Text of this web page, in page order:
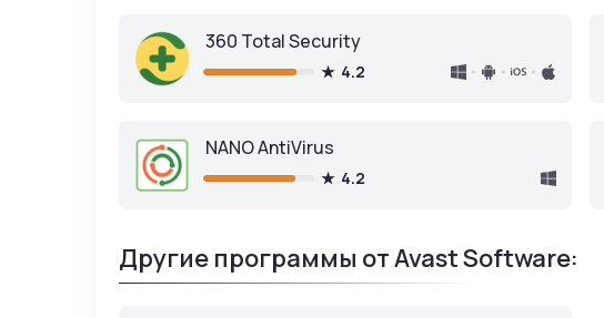
360 Total Security
4.2
NANO AntiVirus
4.2
Другие программы от Avast Software: